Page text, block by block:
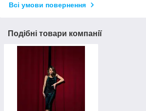
Всі умови повернення
Подібні товари компанії